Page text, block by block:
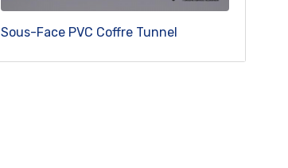
Sous-Face PVC Coffre Tunnel